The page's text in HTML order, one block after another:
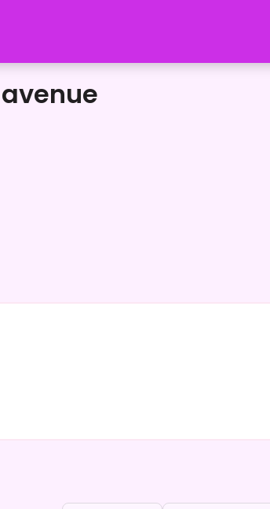
るから、参加コメントよろしくね。</